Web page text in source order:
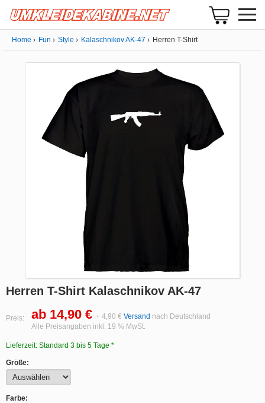
Home Fun Style Kalaschnikov AK-47 Herren T-Shirt
Herren T-Shirt Kalaschnikov AK-47
Preis: ab 14,90 € + 4,90 € Versand nach Deutschland
Alle Preisangaben inkl. 19 % MwSt.
Lieferzeit: Standard 3 bis 5 Tage *
Größe:
Farbe: